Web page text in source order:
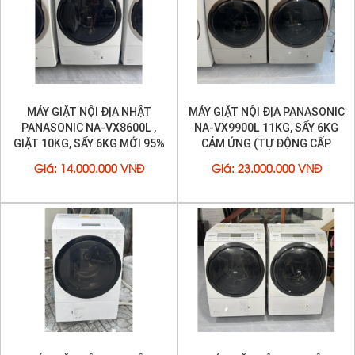
Công nghệ giặt nước nóng kháng khuẩn, làm sạch
Công nghệ Siêu bọt khí nano tạo ra các bọt khí có kích
thước Nano siêu nhỏ, nhỏ hơn 200 lần so với khe hở giữa
các sợi vải, dễ dàng thấm sâu, loại bỏ các chất bẩn một
cách hiệu quả
MÁY GIẶT NỘI ĐỊA NHẬT
PANASONIC NA-VX8600L ,
GIẶT 10KG, SẤY 6KG MỚI 95%
Giá : 14.000.000 VNĐ
MÁY GIẶT NỘI ĐỊA PANASONIC
NA-VX9900L 11KG, SẤY 6KG
CẢM ỨNG (TỰ ĐỘNG CẤP
Giá : 23.000.000 VNĐ